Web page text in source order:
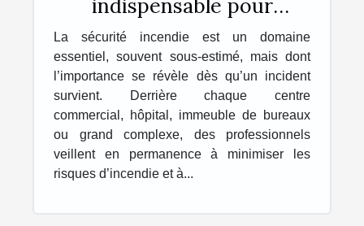
indispensable pour
travailler dans la sécurité
incendie ?
La sécurité incendie est un domaine
essentiel, souvent sous-estimé, mais dont
l’importance se révèle dès qu’un incident
survient. Derrière chaque centre
commercial, hôpital, immeuble de bureaux
ou grand complexe, des professionnels
veillent en permanence à minimiser les
risques d’incendie et à...